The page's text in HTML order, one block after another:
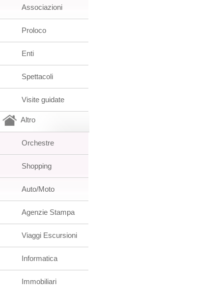
Associazioni
Proloco
Enti
Spettacoli
Visite guidate
Altro
Orchestre
Shopping
Auto/Moto
Agenzie Stampa
Viaggi Escursioni
Informatica
Immobiliari